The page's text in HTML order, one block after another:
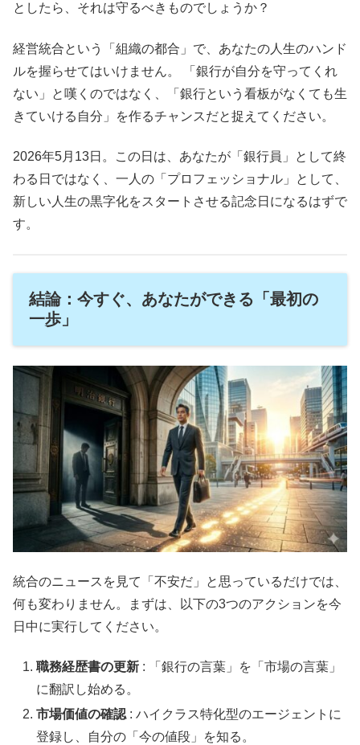
としたら、それは守るべきものでしょうか？
経営統合という「組織の都合」で、あなたの人生のハンド
ルを握らせてはいけません。 「銀行が自分を守ってくれ
ない」と嘆くのではなく、「銀行という看板がなくても生
きていける自分」を作るチャンスだと捉えてください。
2026年5月13日。この日は、あなたが「銀行員」として終
わる日ではなく、一人の「プロフェッショナル」として、
新しい人生の黒字化をスタートさせる記念日になるはずで
す。
結論：今すぐ、あなたができる「最初の
一歩」
統合のニュースを見て「不安だ」と思っているだけでは、
何も変わりません。まずは、以下の3つのアクションを今
日中に実行してください。
職務経歴書の更新 : 「銀行の言葉」を「市場の言葉」
に翻訳し始める。
市場価値の確認 : ハイクラス特化型のエージェントに
登録し、自分の「今の値段」を知る。